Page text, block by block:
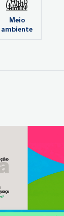
Meio
ambiente